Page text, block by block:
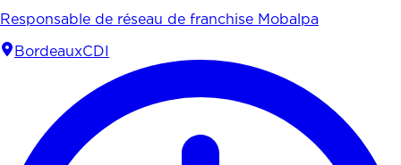
Responsable de réseau de franchise Mobalpa
BordeauxCDI